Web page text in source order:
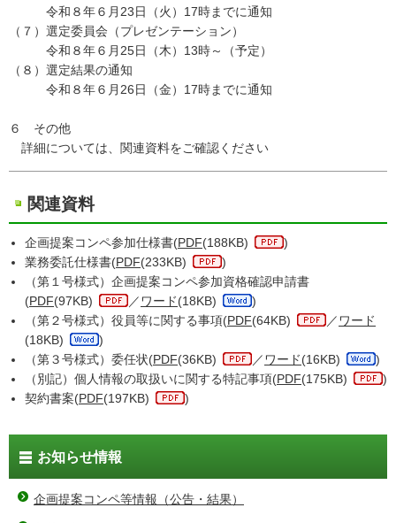
令和８年６月23日（火）17時までに通知
（７）選定委員会（プレゼンテーション）
令和８年６月25日（木）13時～（予定）
（８）選定結果の通知
令和８年６月26日（金）17時までに通知
６ その他
詳細については、関連資料をご確認ください
関連資料
企画提案コンペ参加仕様書(PDF(188KB)
)
業務委託仕様書(PDF(233KB)
)
（第１号様式）企画提案コンペ参加資格確認申請書
(PDF(97KB) ／ ワード(18KB)
)
（第２号様式）役員等に関する事項(PDF(64KB) ／ ワード
(18KB)
)
（第３号様式）委任状(PDF(36KB) ／ ワード(16KB)
)
（別記）個人情報の取扱いに関する特記事項(PDF(175KB)
)
契約書案(PDF(197KB) )
お知らせ情報
企画提案コンペ等情報（公告・結果）